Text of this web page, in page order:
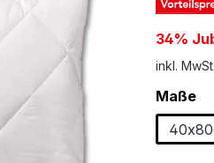
34%
inkl.
Maße